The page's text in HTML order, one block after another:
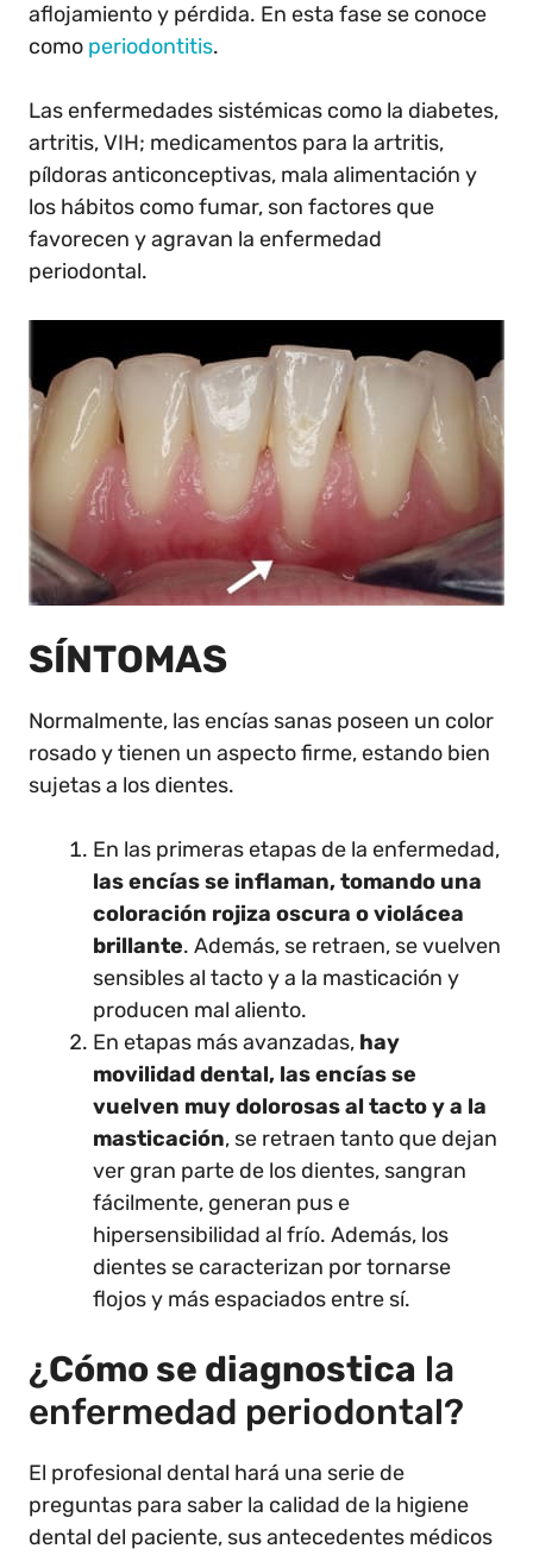
aflojamiento y pérdida. En esta fase se conoce
como periodontitis.
Las enfermedades sistémicas como la diabetes,
artritis, VIH; medicamentos para la artritis,
píldoras anticonceptivas, mala alimentación y
los hábitos como fumar, son factores que
favorecen y agravan la enfermedad
periodontal.
SÍNTOMAS
Normalmente, las encías sanas poseen un color
rosado y tienen un aspecto firme, estando bien
sujetas a los dientes.
En las primeras etapas de la enfermedad,
las encías se inflaman, tomando una
coloración rojiza oscura o violácea
brillante. Además, se retraen, se vuelven
sensibles al tacto y a la masticación y
producen mal aliento.
En etapas más avanzadas, hay
movilidad dental, las encías se
vuelven muy dolorosas al tacto y a la
masticación, se retraen tanto que dejan
ver gran parte de los dientes, sangran
fácilmente, generan pus e
hipersensibilidad al frío. Además, los
dientes se caracterizan por tornarse
flojos y más espaciados entre sí.
¿Cómo se diagnostica la
enfermedad periodontal?
El profesional dental hará una serie de
preguntas para saber la calidad de la higiene
dental del paciente, sus antecedentes médicos